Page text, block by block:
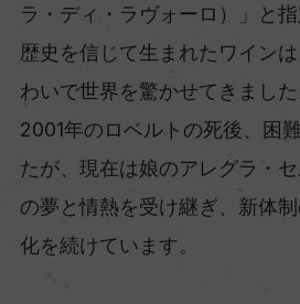
ラ・ディ・ラヴォーロ）」と
歴史を信じて生まれたワイン
わいで世界を驚かせてきました
2001年のロベルトの死後、困
たが、現在は娘のアレグラ・
の夢と情熱を受け継ぎ、新体
化を続けています。